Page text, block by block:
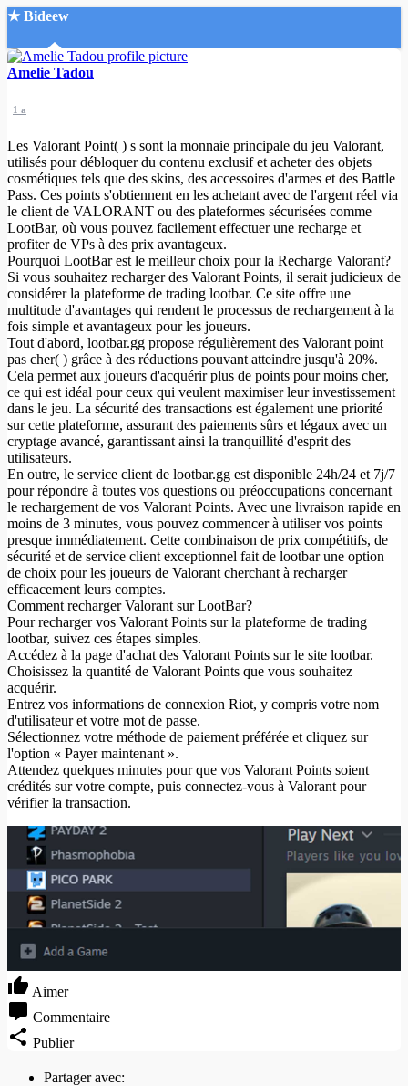
★ Bideew
Accueil
Recherche Avancée
Mon compte
Connexion
Créer un compte
Mode nuit
Amelie Tadou
1 a
Les Valorant Point( ) s sont la monnaie principale du jeu Valorant,
utilisés pour débloquer du contenu exclusif et acheter des objets
cosmétiques tels que des skins, des accessoires d'armes et des Battle
Pass. Ces points s'obtiennent en les achetant avec de l'argent réel via
le client de VALORANT ou des plateformes sécurisées comme
LootBar, où vous pouvez facilement effectuer une recharge et
profiter de VPs à des prix avantageux.
Pourquoi LootBar est le meilleur choix pour la Recharge Valorant?
Si vous souhaitez recharger des Valorant Points, il serait judicieux de
considérer la plateforme de trading lootbar. Ce site offre une
multitude d'avantages qui rendent le processus de rechargement à la
fois simple et avantageux pour les joueurs.
Tout d'abord, lootbar.gg propose régulièrement des Valorant point
pas cher( ) grâce à des réductions pouvant atteindre jusqu'à 20%.
Cela permet aux joueurs d'acquérir plus de points pour moins cher,
ce qui est idéal pour ceux qui veulent maximiser leur investissement
dans le jeu. La sécurité des transactions est également une priorité
sur cette plateforme, assurant des paiements sûrs et légaux avec un
cryptage avancé, garantissant ainsi la tranquillité d'esprit des
utilisateurs.
En outre, le service client de lootbar.gg est disponible 24h/24 et 7j/7
pour répondre à toutes vos questions ou préoccupations concernant
le rechargement de vos Valorant Points. Avec une livraison rapide en
moins de 3 minutes, vous pouvez commencer à utiliser vos points
presque immédiatement. Cette combinaison de prix compétitifs, de
sécurité et de service client exceptionnel fait de lootbar une option
de choix pour les joueurs de Valorant cherchant à recharger
efficacement leurs comptes.
Comment recharger Valorant sur LootBar?
Pour recharger vos Valorant Points sur la plateforme de trading
lootbar, suivez ces étapes simples.
Accédez à la page d'achat des Valorant Points sur le site lootbar.
Choisissez la quantité de Valorant Points que vous souhaitez
acquérir.
Entrez vos informations de connexion Riot, y compris votre nom
d'utilisateur et votre mot de passe.
Sélectionnez votre méthode de paiement préférée et cliquez sur
l'option « Payer maintenant ».
Attendez quelques minutes pour que vos Valorant Points soient
crédités sur votre compte, puis connectez-vous à Valorant pour
vérifier la transaction.
Aimer
Commentaire
Publier
Partager avec: